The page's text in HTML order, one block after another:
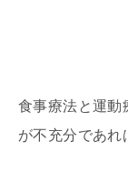
食事療法と運動
が不充分であれ